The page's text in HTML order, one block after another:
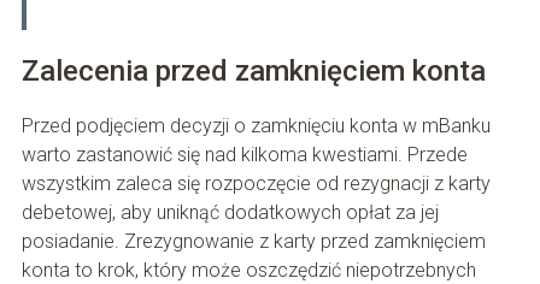
Zalecenia przed zamknięciem konta
Przed podjęciem decyzji o zamknięciu konta w mBanku
warto zastanowić się nad kilkoma kwestiami. Przede
wszystkim zaleca się rozpoczęcie od rezygnacji z karty
debetowej, aby uniknąć dodatkowych opłat za jej
posiadanie. Zrezygnowanie z karty przed zamknięciem
konta to krok, który może oszczędzić niepotrzebnych